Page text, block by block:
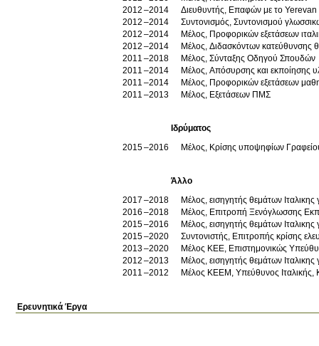
2012
2014
Διευθυντής, Επαφών με το
2012
2014
Συντονισμός, Συντονισμού
2012
2014
Μέλος, Προφορικών εξετάσεων
2012
2014
Μέλος, Διδασκόντων κατεύθυνσης
2011
2018
Μέλος, Σύνταξης Οδηγού Σπουδών
2011
2014
Μέλος, Απόσυρσης και εκποίησης
2011
2014
Μέλος, Προφορικών εξετάσεων
2011
2013 Μέλος, Εξετάσεων ΠΜΣ
Ιδρύματος
2015
2016 Μέλος, Κρίσης υποψηφίων
Άλλο
2017
2018
Μέλος, εισηγητής θεμάτων
2016
2018
Μέλος, Επιτροπή Ξενόγλωσσης
2015
2016
Μέλος, εισηγητής θεμάτων
2015
2020
Συντονιστής, Επιτροπής κρίσης
2013
2020
Μέλος ΚΕΕ, Επιστημονικώς
2012
2013
Μέλος, εισηγητής θεμάτων
2011
2012 Μέλος ΚΕΕΜ, Υπεύθυνος Ιταλικής,
Ερευνητικά Έργα